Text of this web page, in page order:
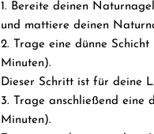
1. Bereite deinen
und mattiere deinen
2. Trage eine dünne
Minuten).
Dieser Schritt ist für deine
3. Trage anschließend eine
Minuten).